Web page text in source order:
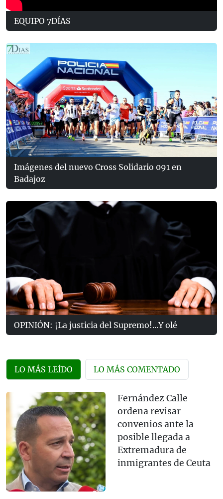
EQUIPO 7DÍAS
Imágenes del nuevo Cross Solidario 091 en
Badajoz
OPINIÓN: ¡La justicia del Supremo!...Y olé
LO MÁS LEÍDO LO MÁS COMENTADO
Fernández Calle
ordena revisar
convenios ante la
posible llegada a
Extremadura de
inmigrantes de Ceuta